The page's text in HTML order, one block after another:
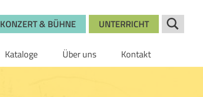
KONZERT & BÜHNE UNTERRICHT
Kataloge Über uns Kontakt